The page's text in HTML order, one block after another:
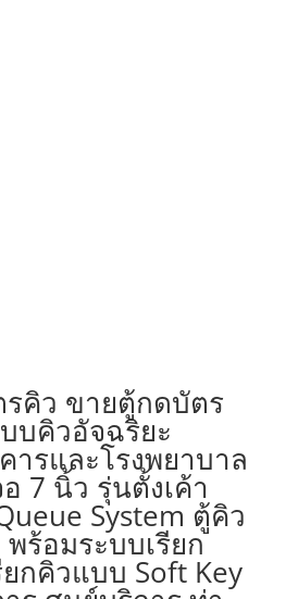
รคิว ขายตู้กดบัตร
บคิวอัจฉริยะ
ารและโรงพยาบาล
7 นิ้ว รุ่นตั้งเค้า
System ตู้คิว
ร้อมระบบเรียก
กคิวแบบ Soft Key